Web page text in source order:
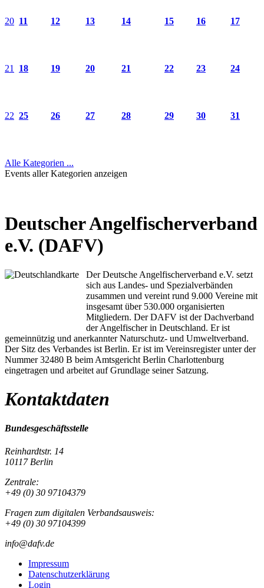
20 11 12 13 14 15 16 17
21 18 19 20 21 22 23 24
22 25 26 27 28 29 30 31
Alle Kategorien ...
Events aller Kategorien anzeigen
Deutscher Angelfischerverband
e.V. (DAFV)
Der Deutsche Angelfischerverband e.V. setzt
sich aus Landes- und Spezialverbänden
zusammen und vereint rund 9.000 Vereine mit
insgesamt über 530.000 organisierten
Mitgliedern. Der DAFV ist der Dachverband
der Angelfischer in Deutschland. Er ist
gemeinnützig und anerkannter Naturschutz- und Umweltverband.
Der Sitz des Verbandes ist Berlin. Er ist im Vereinsregister unter der
Nummer 32480 B beim Amtsgericht Berlin Charlottenburg
eingetragen und arbeitet auf Grundlage seiner Satzung.
Kontaktdaten
Bundesgeschäftsstelle
Reinhardtstr. 14
10117 Berlin
Zentrale:
+49 (0) 30 97104379
Fragen zum digitalen Verbandsausweis:
+49 (0) 30 97104399
info@dafv.de
Impressum
Datenschutzerklärung
Login